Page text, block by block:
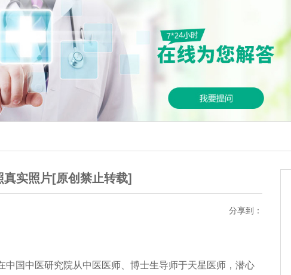
实照片[原创禁止转载]
分享到：
国中医研究院从中医医师、博士生导师于天星医师，潜心